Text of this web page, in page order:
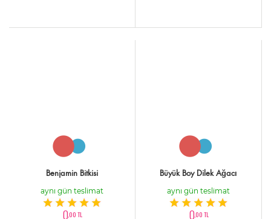
Benjamin Bitkisi
aynı gün teslimat
0,00 TL
Büyük Boy Dilek Ağacı
aynı gün teslimat
0,00 TL